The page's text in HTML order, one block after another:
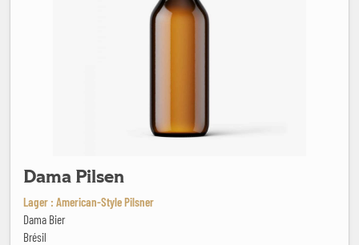
Dama Pilsen
Lager : American-Style Pilsner
Dama Bier
Brésil